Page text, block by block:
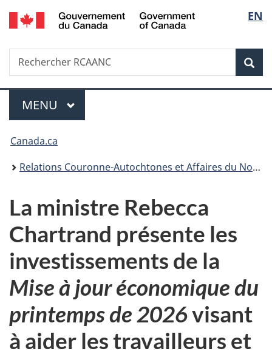
Passer
au
Passer
à
du
Passer
à
simplifiée
de
la
EN
Recherche
Rechercher
RCAANC
Menu
MENU PRINCIPAL
Vous
êtes
Canada.ca
Relations Couronne-Autochtones et Affaires du Nord Canada
La ministre Rebecca
Chartrand présente les
investissements de la
Mise à jour économique du
printemps de 2026visant
à aider les travailleurs et